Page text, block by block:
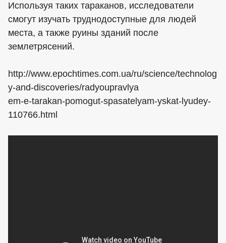
Используя таких тараканов, исследователи
смогут изучать труднодоступные для людей
места, а также руины зданий после
землетрясений.
http://www.epochtimes.com.ua/ru/science/technolog
y-and-discoveries/radyoupravlya
em-e-tarakan-pomogut-spasatelyam-yskat-lyudey-
110766.html